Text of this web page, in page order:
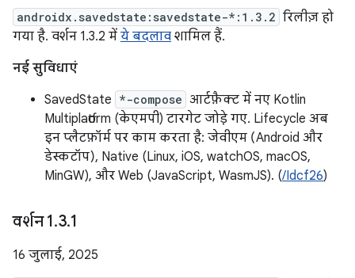
androidx.savedstate:savedstate-*:1.3.2 रिलीज़ हो
गया है. वर्शन 1.3.2 में ये बदलाव शामिल हैं.
नई सुविधाएं
SavedState *-compose आर्टफ़ैक्ट में नए Kotlin
Multiplatform (केएमपी) टारगेट जोड़े गए. Lifecycle अब
इन प्लैटफ़ॉर्म पर काम करता है: जेवीएम (Android और
डेस्कटॉप), Native (Linux, iOS, watchOS, macOS,
MinGW), और Web (JavaScript, WasmJS). (/Idcf26)
वर्शन 1.3.1
16 जुलाई, 2025